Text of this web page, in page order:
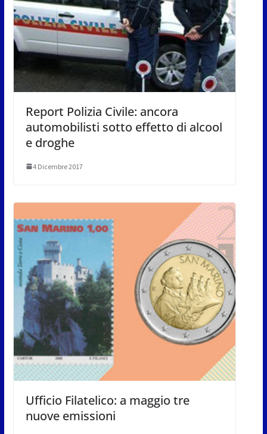
Report Polizia Civile: ancora
automobilisti sotto effetto di alcool
e droghe
4 Dicembre 2017
Ufficio Filatelico: a maggio tre
nuove emissioni